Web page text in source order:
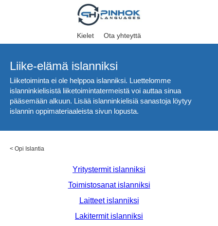
Kielet Ota yhteyttä
Liike-elämä islanniksi
Liiketoiminta ei ole helppoa islanniksi. Luettelomme
islanninkielisistä liiketoimintatermeistä voi auttaa sinua
pääsemään alkuun. Lisää islanninkielisiä sanastoja löytyy
islannin oppimateriaaleista sivun lopusta.
< Opi Islantia
Yritystermit islanniksi
Toimistosanat islanniksi
Laitteet islanniksi
Lakitermit islanniksi